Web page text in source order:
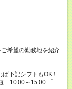
希望の勤務地を紹介
～15:00 「家